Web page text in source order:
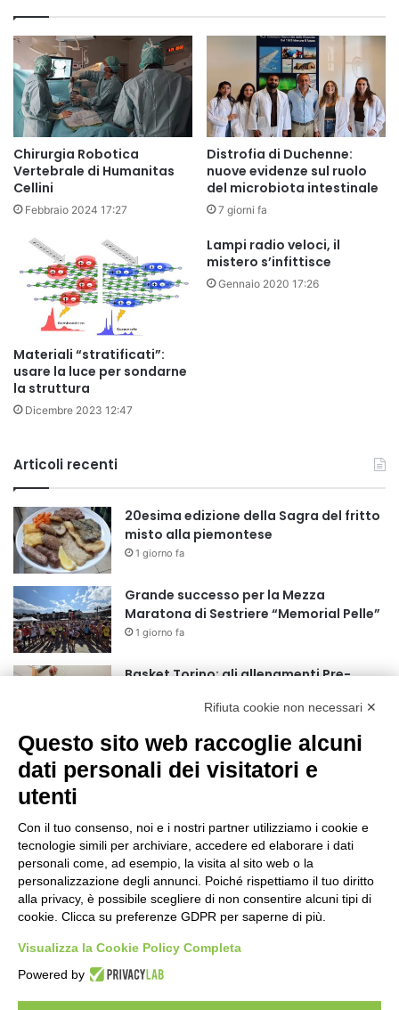
Chirurgia Robotica
Vertebrale di Humanitas
Cellini
Febbraio 2024 17:27
Distrofia di Duchenne:
nuove evidenze sul ruolo
del microbiota intestinale
7 giorni fa
Materiali “stratificati”:
usare la luce per sondarne
la struttura
Dicembre 2023 12:47
Lampi radio veloci, il
mistero s’infittisce
Gennaio 2020 17:26
Articoli recenti
20esima edizione della Sagra del fritto
misto alla piemontese
1 giorno fa
Grande successo per la Mezza
Maratona di Sestriere “Memorial Pelle”
1 giorno fa
Basket Torino: gli allenamenti Pre-
75 anni di INFN. La comunità, la storia, il
futuro della ricerca in fisica
Stop alla linea Torino-Bardonecchia
nel pieno della stagione turistica
2 giorni fa
Grande partecipazione alla Festa della
Madonna della Neve al Rifugio Ciao
2 giorni fa
Rifiuta cookie non necessari ✕
Questo sito web raccoglie alcuni
dati personali dei visitatori e
utenti
Con il tuo consenso, noi e i nostri partner utilizziamo i cookie e
tecnologie simili per archiviare, accedere ed elaborare i dati
personali come, ad esempio, la visita al sito web o la
personalizzazione degli annunci. Poiché rispettiamo il tuo diritto
alla privacy, è possibile scegliere di non consentire alcuni tipi di
cookie. Clicca su preferenze GDPR per saperne di più.
Visualizza la Cookie Policy Completa
Powered by